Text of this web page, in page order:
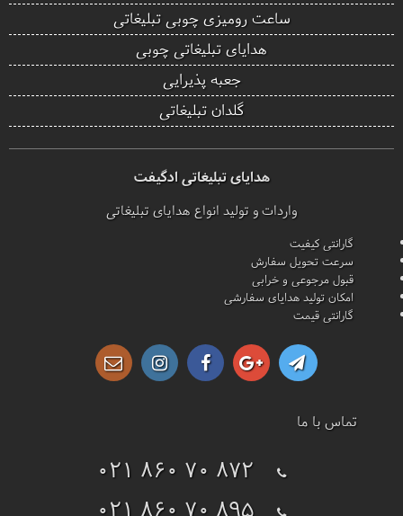
ساعت رومیزی چوبی تبلیغاتی
هدایای تبلیغاتی چوبی
جعبه پذیرایی
گلدان تبلیغاتی
هدایای تبلیغاتی ادگیفت
واردات و تولید انواع هدایای تبلیغاتی
گارانتی کیفیت
سرعت تحویل سفارش
قبول مرجوعی و خرابی
امکان تولید هدایای سفارشی
گارانتی قیمت
تماس با ما
021 860 70 872
021 860 70 895